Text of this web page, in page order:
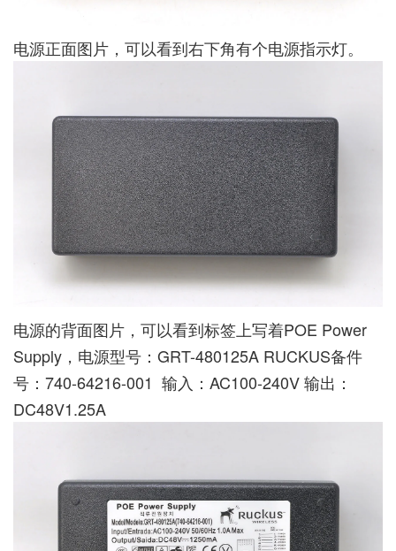
电源正面图片，可以看到右下角有个电源指示灯。
电源的背面图片，可以看到标签上写着POE Power
Supply，电源型号：GRT-480125A RUCKUS备件
号：740-64216-001 输入：AC100-240V 输出：
DC48V1.25A